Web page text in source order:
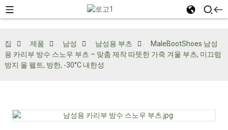
집 제품 남성 남성용 부츠
MaleBootShoes 남성
용 카리부 방수 스노우 부츠 – 맞춤 제작 따뜻한 가죽 겨울 부츠, 미끄럼
방지 울 펠트, 방한, -30°C 내한성